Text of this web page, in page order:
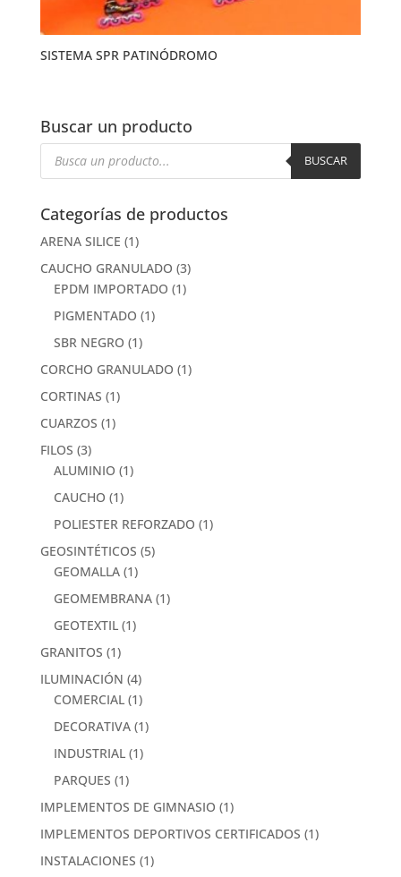
SISTEMA SPR PATINÓDROMO
Buscar un producto
Búsqueda
BUSCAR
Categorías de productos
ARENA SILICE (1)
CAUCHO GRANULADO (3)
EPDM IMPORTADO (1)
PIGMENTADO (1)
SBR NEGRO (1)
CORCHO GRANULADO (1)
CORTINAS (1)
CUARZOS (1)
FILOS (3)
ALUMINIO (1)
CAUCHO (1)
POLIESTER REFORZADO (1)
GEOSINTÉTICOS (5)
GEOMALLA (1)
GEOMEMBRANA (1)
GEOTEXTIL (1)
GRANITOS (1)
ILUMINACIÓN (4)
COMERCIAL (1)
DECORATIVA (1)
INDUSTRIAL (1)
PARQUES (1)
IMPLEMENTOS DE GIMNASIO (1)
IMPLEMENTOS DEPORTIVOS CERTIFICADOS (1)
INSTALACIONES (1)